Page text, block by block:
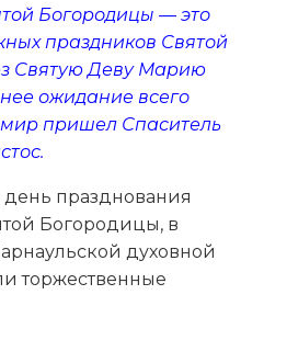
Богородицы — это
праздников Святой
Святую Деву Марию
ожидание всего
пришел Спаситель
день празднования
Богородицы, в
духовной
торжественные